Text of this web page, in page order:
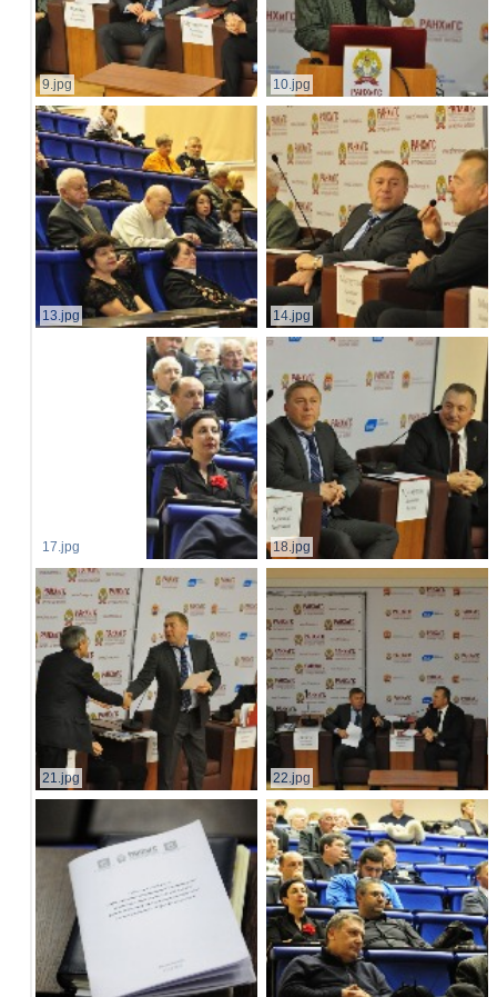
9.jpg 10.jpg
13.jpg 14.jpg
17.jpg 18.jpg
21.jpg 22.jpg